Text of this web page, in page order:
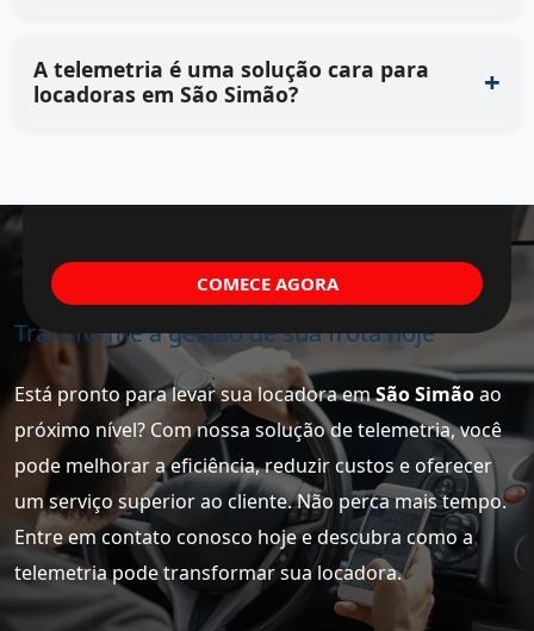
A telemetria é uma solução cara para
locadoras em São Simão?
Transforme a gestão de sua frota hoje
Está pronto para levar sua locadora emSão Simãoao
próximo nível? Com nossa solução de telemetria, você
pode melhorar a eficiência, reduzir custos e oferecer
um serviço superior ao cliente. Não perca mais tempo.
Entre em contato conosco hoje e descubra como a
telemetria pode transformar sua locadora.
COMECE AGORA